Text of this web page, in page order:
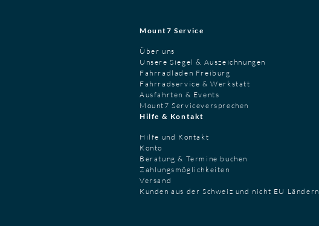
Mount7 Service
Über uns
Unsere Siegel & Auszeichnungen
Fahrradladen Freiburg
Fahrradservice & Werkstatt
Ausfahrten & Events
Mount7 Serviceversprechen
Hilfe & Kontakt
Hilfe und Kontakt
Konto
Beratung & Termine buchen
Zahlungsmöglichkeiten
Versand
Kunden aus der Schweiz und nicht EU Ländern